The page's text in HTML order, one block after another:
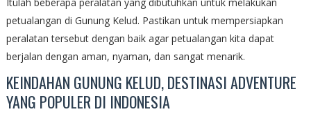
Itulah beberapa peralatan yang dibutuhkan untuk melakukan
petualangan di Gunung Kelud. Pastikan untuk mempersiapkan
peralatan tersebut dengan baik agar petualangan kita dapat
berjalan dengan aman, nyaman, dan sangat menarik.
KEINDAHAN GUNUNG KELUD, DESTINASI ADVENTURE
YANG POPULER DI INDONESIA